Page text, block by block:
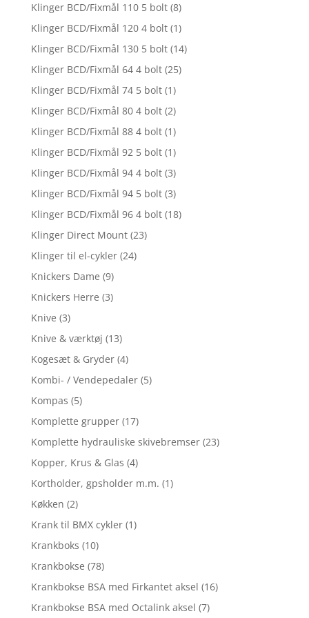
Klinger BCD/Fixmål 110 5 bolt (8)
Klinger BCD/Fixmål 120 4 bolt (1)
Klinger BCD/Fixmål 130 5 bolt (14)
Klinger BCD/Fixmål 64 4 bolt (25)
Klinger BCD/Fixmål 74 5 bolt (1)
Klinger BCD/Fixmål 80 4 bolt (2)
Klinger BCD/Fixmål 88 4 bolt (1)
Klinger BCD/Fixmål 92 5 bolt (1)
Klinger BCD/Fixmål 94 4 bolt (3)
Klinger BCD/Fixmål 94 5 bolt (3)
Klinger BCD/Fixmål 96 4 bolt (18)
Klinger Direct Mount (23)
Klinger til el-cykler (24)
Knickers Dame (9)
Knickers Herre (3)
Knive (3)
Knive & værktøj (13)
Kogesæt & Gryder (4)
Kombi- / Vendepedaler (5)
Kompas (5)
Komplette grupper (17)
Komplette hydrauliske skivebremser (23)
Kopper, Krus & Glas (4)
Kortholder, gpsholder m.m. (1)
Køkken (2)
Krank til BMX cykler (1)
Krankboks (10)
Krankbokse (78)
Krankbokse BSA med Firkantet aksel (16)
Krankbokse BSA med Octalink aksel (7)